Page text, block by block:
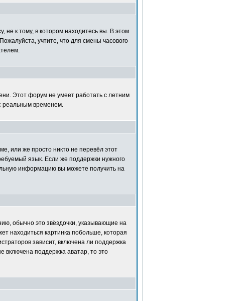
не к тому, в котором находитесь вы. В этом
учтите, что для смены часового
Этот форум не умеет работать с летним
реальным временем.
или же просто никто не перевёл этот
язык. Если же поддержки нужного
информацию вы можете получить на
обычно это звёздочки, указывающие на
находиться картинка побольше, которая
зависит, включена ли поддержка
включена поддержка аватар, то это